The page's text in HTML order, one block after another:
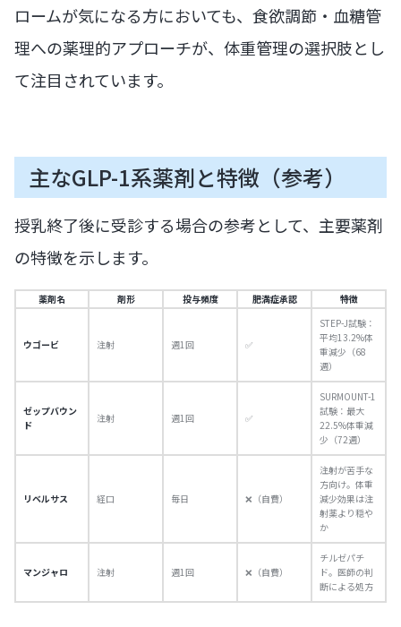
ロームが気になる方においても、食欲調節・血糖管
理への薬理的アプローチが、体重管理の選択肢とし
て注目されています。
主なGLP-1系薬剤と特徴（参考）
授乳終了後に受診する場合の参考として、主要薬剤
の特徴を示します。
薬剤名 剤形 投与頻度 肥満症承認 特徴
ウゴービ 注射 週1回 ✅
STEP-J試験：
平均13.2%体
重減少（68
週）
ゼップバウン
ド
注射 週1回 ✅
SURMOUNT-1
試験：最大
22.5%体重減
少（72週）
リベルサス 経口 毎日 ❌（自費）
注射が苦手な
方向け。体重
減少効果は注
射薬より穏や
か
マンジャロ 注射 週1回 ❌（自費）
チルゼパチ
ド。医師の判
断による処方